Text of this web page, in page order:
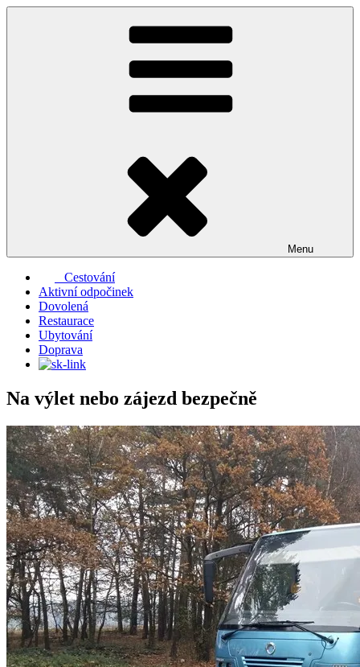
Přejít
Menu
Cestování
Aktivní odpočinek
Dovolená
Restaurace
Ubytování
Doprava
Na výlet nebo zájezd bezpečně